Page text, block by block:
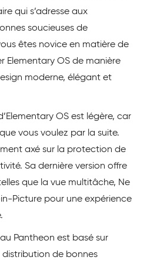
qui s’adresse aux
soucieuses de
êtes novice en matière de
Elementary OS de manière
moderne, élégant et
OS est légère, car
vous voulez par la suite.
axé sur la protection de
Sa dernière version offre
que la vue multitâche, Ne
Picture pour une expérience
Pantheon est basé sur
de bonnes